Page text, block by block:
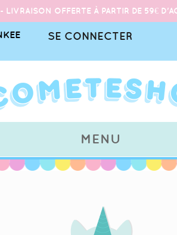
- LIVRAISON OFFERTE À PARTIR DE 59€
SE CONNECTER
MENU